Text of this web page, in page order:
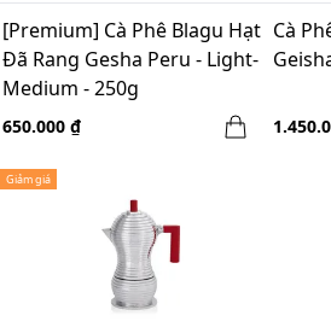
[Premium] Cà Phê Blagu Hạt
Đã Rang Gesha Peru - Light-
Medium - 250g
650.000 ₫
Cà
Giảm giá